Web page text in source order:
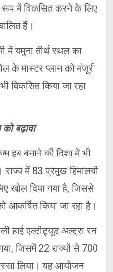
रूप में विकसित करने के लिए
हैं।
में यमुना तीर्थ स्थल का
के मास्टर प्लान को मंजूरी
विकसित किया जा रहा
बढ़ावा
हब बनाने की दिशा में भी
राज्य में 83 प्रमुख हिमालयी
खोल दिया गया है, जिससे
आकर्षित किया जा रहा है।
हाई एल्टीट्यूड अल्ट्रा रन
जिसमें 22 राज्यों से 700
लिया। यह आयोजन